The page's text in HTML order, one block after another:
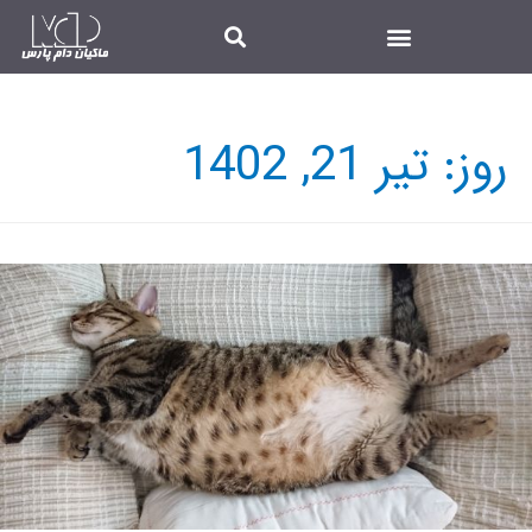
روز:تیر 21, 1402